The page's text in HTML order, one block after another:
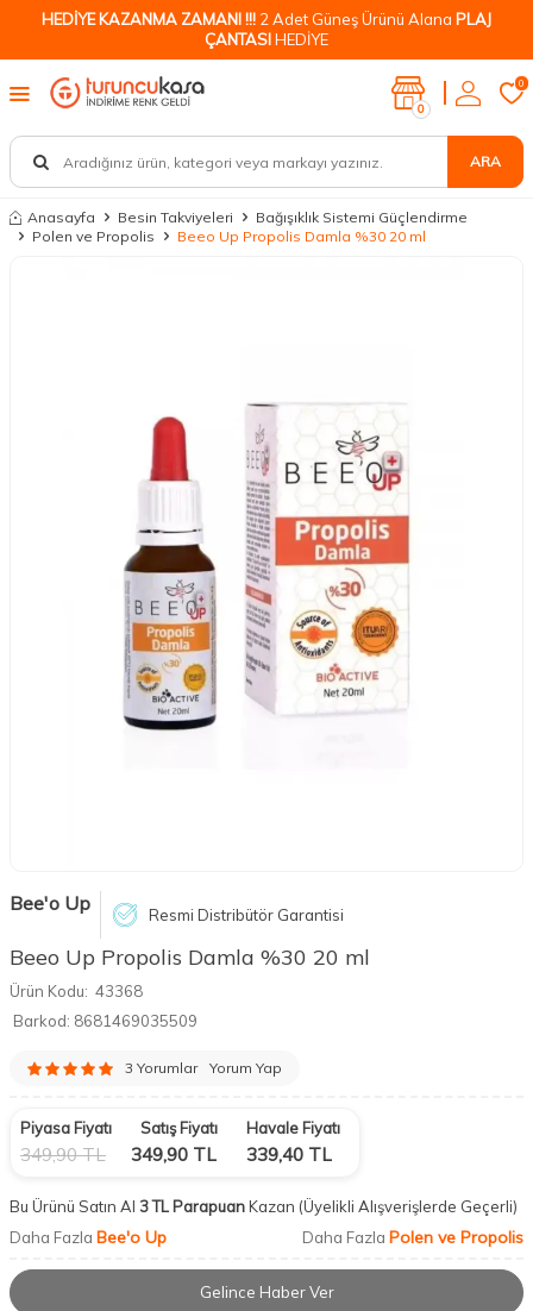
HEDİYE KAZANMA ZAMANI !!! 2 Adet Güneş Ürünü Alana PLAJ
ÇANTASIHEDİYE
ARA
0
0
Anasayfa Besin Takviyeleri
Bağışıklık Sistemi Güçlendirme
Polen ve Propolis
Beeo Up Propolis Damla %30 20 ml
Bee'o Up Resmi Distribütör Garantisi
Beeo Up Propolis Damla %30 20 ml
Ürün Kodu: 43368
Barkod: 8681469035509
3 Yorumlar Yorum Yap
Piyasa Fiyatı
349,90TL
Satış Fiyatı
349,90 TL
Havale Fiyatı
339,40 TL
Bu Ürünü Satın Al 3 TL ParapuanKazan (Üyelikli Alışverişlerde Geçerli)
Daha Fazla Bee'o Up Daha Fazla Polen ve Propolis
Gelince Haber Ver